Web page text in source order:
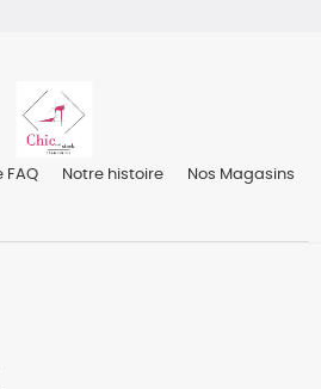
FAQ Notre histoire Nos Magasins